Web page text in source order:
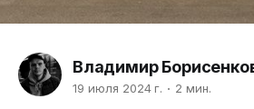
Владимир
19 июля 2024 г. 2 мин.